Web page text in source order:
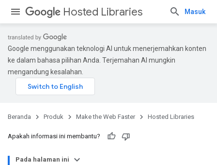
Hosted Libraries Masuk
Google menggunakan teknologi AI untuk menerjemahkan konten
ke dalam bahasa pilihan Anda. Terjemahan AI mungkin
mengandung kesalahan.
Beranda Produk Make the Web Faster Hosted Libraries
Apakah informasi ini membantu?
Pada halaman ini